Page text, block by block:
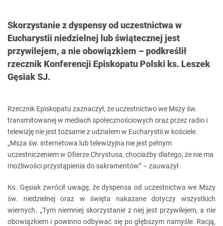
Skorzystanie z dyspensy od uczestnictwa w
Eucharystii niedzielnej lub świątecznej jest
przywilejem, a nie obowiązkiem – podkreślił
rzecznik Konferencji Episkopatu Polski ks. Leszek
Gęsiak SJ.
Rzecznik Episkopatu zaznaczył, że uczestnictwo we Mszy św.
transmitowanej w mediach społecznościowych oraz przez radio i
telewizję nie jest tożsame z udziałem w Eucharystii w kościele.
„Msza św. internetowa lub telewizyjna nie jest pełnym
uczestniczeniem w Ofierze Chrystusa, chociażby dlatego, że nie ma
możliwości przystąpienia do sakramentów” – zauważył.
Ks. Gęsiak zwrócił uwagę, że dyspensa od uczestnictwa we Mszy
św. niedzielnej oraz w święta nakazane dotyczy wszystkich
wiernych. „Tym niemniej skorzystanie z niej jest przywilejem, a nie
obowiązkiem i powinno odbywać się po głębszym namyśle. Racją,